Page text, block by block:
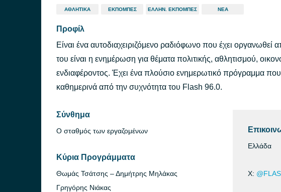
ΑΘΛΗΤΙΚΆ ΕΚΠΟΜΠΈΣ ΕΛΛΗΝ. ΕΚΠΟΜΠΈΣ ΝΈΑ
Προφίλ
Είναι ένα αυτοδιαχειριζόμενο ραδιόφωνο που έχει οργανωθεί
του είναι η ενημέρωση για θέματα πολιτικής, αθλητισμού,
ενδιαφέροντος. Έχει ένα πλούσιο ενημερωτικό πρόγραμμα που
καθημερινά από την συχνότητα του Flash 96.0.
Σύνθημα
Ο σταθμός των εργαζομένων
Κύρια Προγράμματα
Θωμάς Τσάτσης – Δημήτρης Μηλάκας
Γρηγόρης Νιάκας
Ελλάδα
X: